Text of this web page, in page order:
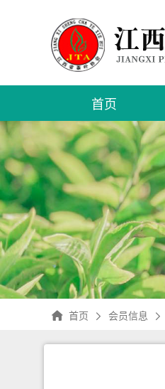
首页
首页 会员信息